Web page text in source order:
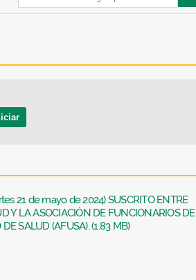
21 de mayo de 2024) SUSCRITO ENTRE
Y LA ASOCIACIÓN DE FUNCIONARIOS DE
SALUD (AFUSA). (1.83 MB)